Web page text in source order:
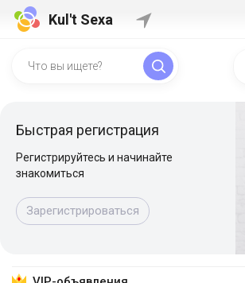
Kul't Sexa
Быстрая регистрация
Регистрируйтесь и начинайте
знакомиться
Зарегистрироваться